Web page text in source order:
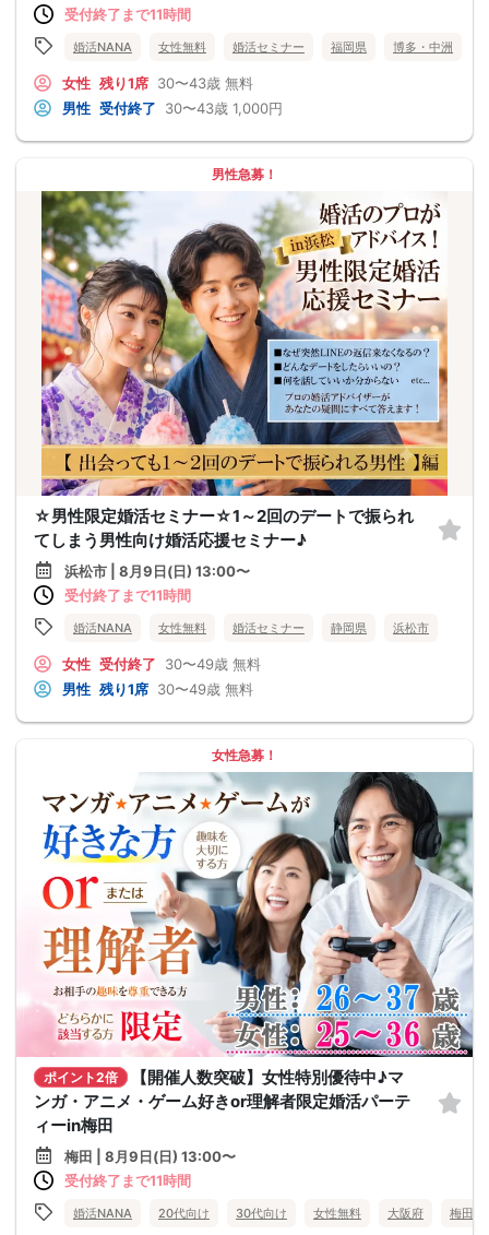
受付終了まで11時間
婚活NANA 女性無料 婚活セミナー 福岡県 博多・中洲
女性 残り1席 30〜43歳 無料
男性 受付終了 30〜43歳 1,000円
男性急募！
☆男性限定婚活セミナー☆1～2回のデートで振られ
てしまう男性向け婚活応援セミナー♪
浜松市 | 8月9日(日) 13:00〜
受付終了まで11時間
婚活NANA 女性無料 婚活セミナー 静岡県 浜松市
女性 受付終了 30〜49歳 無料
男性 残り1席 30〜49歳 無料
女性急募！
ポイント2倍
【開催人数突破】女性特別優待中♪マ
ンガ・アニメ・ゲーム好きor理解者限定婚活パーテ
ィーin梅田
梅田 | 8月9日(日) 13:00〜
受付終了まで11時間
婚活NANA 20代向け 30代向け 女性無料 大阪府 梅田